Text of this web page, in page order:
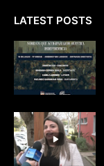
LATEST POSTS